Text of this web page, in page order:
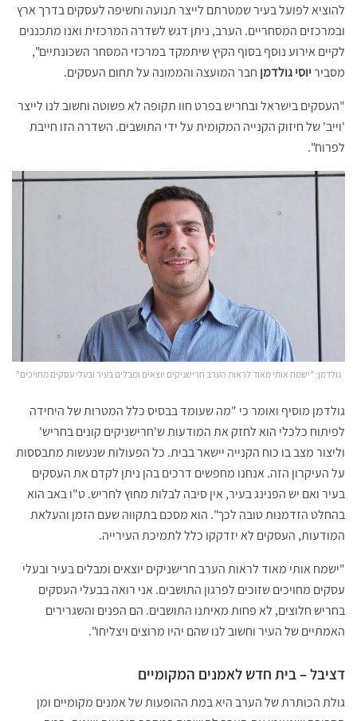
להוציא לפועל בעיר שמטרתם לייצר תנועה וחשיפה לעסקים בדרך ארץ
ובמרכזים המסחריים. הערב, ניתן דגש לשדרה המרכזית ואנו מתכננים
לקיים אירוע נוסף בסוף הקיץ שיתמקד במרכזי המסחר השכונתיים",
מסביריוסי גולדמן חבר המועצה והממונה על תחום העסקים.
"העסקים בישראל ובחריש בפרט חוו תקופה לא פשוטה וחשוב לנו לייצר
'וייב' של חיזוק הקנייה המקומית על ידי התושבים. השדרה הזו חייבת
לפרוח".
גולדמן: "ישמח אותי מאוד לראות הערב חרישניקים יוצאים ומבלים בעיר ובעלי עסקים מחויכים"
גולדמן מוסיף ואומר כי "מה שעומד בבסיס כלל המטרות של היחידה
לפיתוח כלכלי הוא לחזק את המודעות ש'חרישניקים קונים בחריש'
וליצור מצב בו כוח הקנייה יישאר בבית. כל הפעולות שנעשות מתבססות
על העיקרון הזה. אנחנו מחפשים דרכים בהן ניתן לקדם את העסקים
בעיר ואם יש הפנינג בעיר, אין סיבה לבלות מחוץ לחריש. ט"ו באב הוא
בהחלט הזדמנות טובה לכך". הוא מסכם בתקווה שעם הזמן והעלאת
המודעות, העסקים לא יזדקקו כלל לתמיכת העירייה.
"ישמח אותי מאוד לראות הערב חרישניקים יוצאים ומבלים בעיר ובעלי
עסקים מחויכים שזוכים לפרגון התושבים. אני רואה בבעלי העסקים
בחריש חלוצים, לא פחות מאיתנו התושבים. הם הפנים והשגרירים
האמתיים של העיר וחשוב לנו שהם יהיו מרוצים ויצליחו".
דציבל – בית חדש לאמנים המקומיים
גולת הכותרת של הערב היא במת ההופעות של אמנים מקומיים ומן